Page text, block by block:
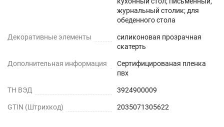
Обращаем Ваше внимание!
После получения материал должен несколько
дней полежать в расправленном виде, чтобы
все складки и изгибы расправились. После
распаковки возможен специфический запах,
который самостоятельно выветривается в
течении 1-5 дней. Чтобы удалить запах быстрее-
журнальный столик; для
обеденного стола
Декоративные элементы
силиконовая прозрачная
скатерть
Дополнительная информация
Сертифицированая пленка
пвх
ТН ВЭД 3924900009
GTIN (Штрихкод) 2035071305622